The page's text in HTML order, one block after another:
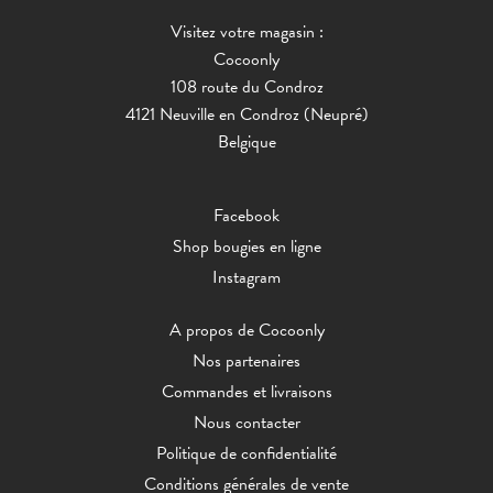
Visitez votre magasin :
Cocoonly
108 route du Condroz
4121 Neuville en Condroz (Neupré)
Belgique
Facebook
Shop bougies en ligne
Instagram
A propos de Cocoonly
Nos partenaires
Commandes et livraisons
Nous contacter
Politique de confidentialité
Conditions générales de vente